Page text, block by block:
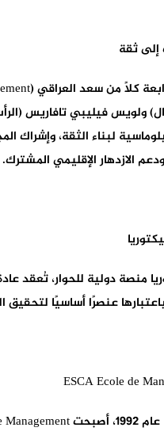
ولويس فيليبي تافاريس
لبناء الثقة، وإشراك
الازدهار الإقليمي المشترك.
عنصرًا أساسيًا